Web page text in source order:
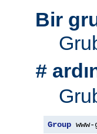
Bir
#
Group